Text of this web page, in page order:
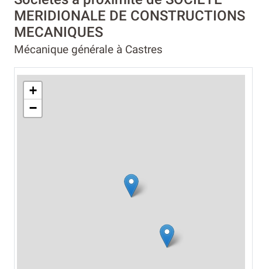
MERIDIONALE DE CONSTRUCTIONS
MECANIQUES
Mécanique générale à Castres
+
−